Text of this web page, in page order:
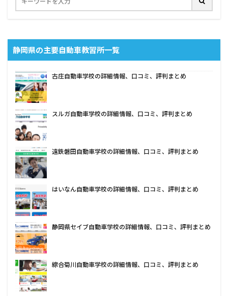
静岡県の主要自動車教習所一覧
古庄自動車学校の詳細情報、口コミ、評判まとめ
スルガ自動車学校の詳細情報、口コミ、評判まとめ
遠鉄磐田自動車学校の詳細情報、口コミ、評判まとめ
はいなん自動車学校の詳細情報、口コミ、評判まとめ
静岡県セイブ自動車学校の詳細情報、口コミ、評判まとめ
綜合菊川自動車学校の詳細情報、口コミ、評判まとめ